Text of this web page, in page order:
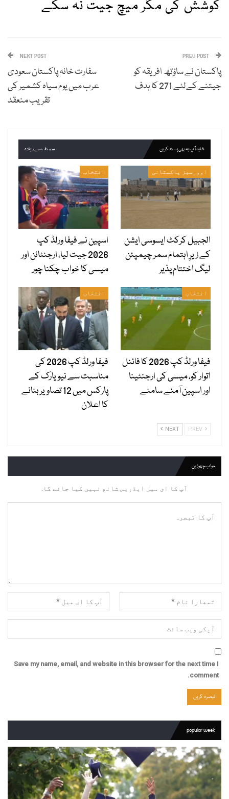
کوشش کی مگر میچ جیت نہ سکے
پاکستان نے ساؤتھ افریقہ کو
جیتنے کےلئے 271 کا ہدف
NEXT POST
سفارت خانہ پاکستان سعودی
عرب میں یوم سیاہ کشمیر کی
تقریب منعقد
شاید آپ یہ بھی پسند کریں مصنف سے زیادہ
اوورسیز پاکستانی
الجبیل کرکٹ ایسوسی ایشن
کے زیرِ اہتمام سمر چیمپئن
لیگ اختتام پذیر
انتخاب
اسپین نے فیفا ورلڈ کپ
2026 جیت لیا، ارجنٹائن اور
میسی کا خواب چکنا چور
انتخاب
فیفا ورلڈ کپ 2026 کا فائنل
اتوار کو، میسی کی ارجنٹینا
اور اسپین آمنے سامنے
انتخاب
فیفا ورلڈ کپ 2026 کی
مناسبت سے نیویارک کے
پارکس میں 12 تصاویر بنانے
کا اعلان
NEXT
جواب چھوڑیں
آپ کا ای میل ایڈریس شائع نہیں کیا جائے گا.
Save my name, email, and website in this browser for the next time I
comment.
popular week